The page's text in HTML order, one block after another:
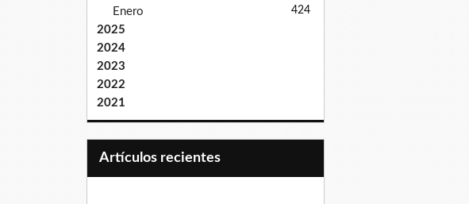
Enero 424
2025
2024
2023
2022
2021
Artículos recientes